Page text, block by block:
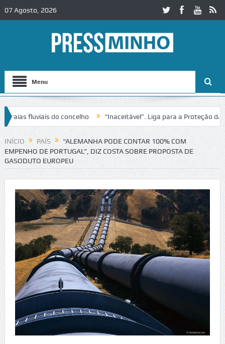
07 Agosto, 2026
Menu
fluviais do concelho “Inaceitável”. Liga para a Proteção da
INÍCIO PAÍS
“ALEMANHA PODE CONTAR 100% COM
EMPENHO DE PORTUGAL”, DIZ COSTA SOBRE PROPOSTA DE
GASODUTO EUROPEU